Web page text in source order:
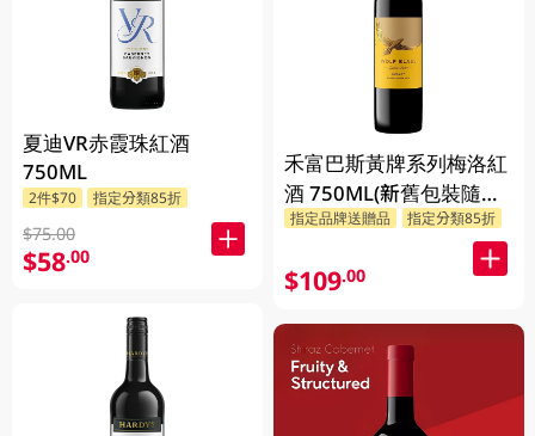
夏迪VR赤霞珠紅酒
750ML
2件$70 指定分類85折
$75.00
$58.00
禾富巴斯黃牌系列梅洛紅
酒 750ML(新舊包裝隨機
發貨)
指定品牌送贈品 指定分類85折
$109.00